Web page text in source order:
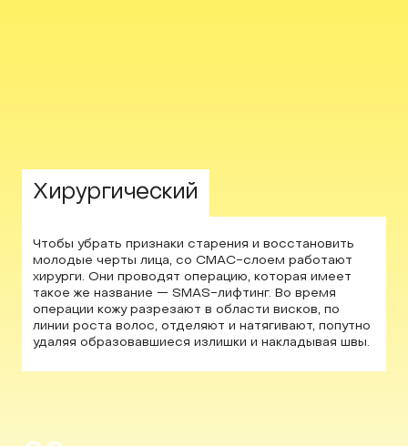
Хирургический
Чтобы убрать признаки старения и восстановить
молодые черты лица, со СМАС-слоем работают
хирурги. Они проводят операцию, которая имеет
такое же название — SMAS-лифтинг. Во время
операции кожу разрезают в области висков, по
линии роста волос, отделяют и натягивают, попутно
удаляя образовавшиеся излишки и накладывая швы.